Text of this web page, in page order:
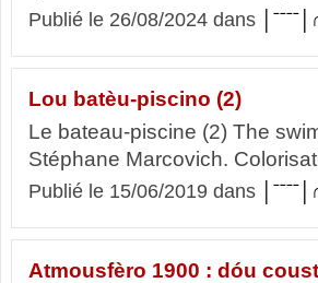
Publié le 26/08/2024 dans
Lou batèu-piscino (2)
Le bateau-piscine (2) The
Stéphane Marcovich.
Publié le 15/06/2019 dans
Atmousfèro 1900 : dóu